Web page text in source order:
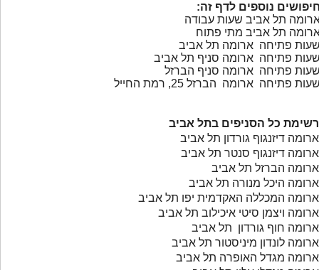
נוספים לדף זה:
תל אביב שעות עבודה
תל אביב מתי פתוח
פתיחה ארומה תל אביב
פתיחה ארומה סניף תל אביב
פתיחה ארומה סניף הברזל
פתיחה ארומה הברזל 25, רמת החייל
רשימת כל הסניפים בתל אביב
ארומה דיזנגוף גורדון תל אביב
ארומה דיזנגוף סנטר תל אביב
ארומה הברזל תל אביב
ארומה היכל מנורה תל אביב
ארומה המכללה האקדמית יפו תל אביב
ארומה ויצמן סיטי איכילוב תל אביב
ארומה חוף גורדון תל אביב
ארומה לונדון מיניסטור תל אביב
ארומה מגדל האופרה תל אביב